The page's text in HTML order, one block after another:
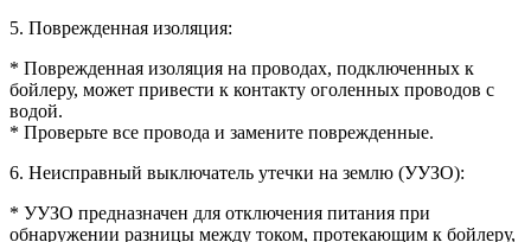
5. Поврежденная изоляция:
* Поврежденная изоляция на проводах, подключенных к
бойлеру, может привести к контакту оголенных проводов с
водой.
* Проверьте все провода и замените поврежденные.
6. Неисправный выключатель утечки на землю (УУЗО):
* УУЗО предназначен для отключения питания при
обнаружении разницы между током, протекающим к бойлеру,